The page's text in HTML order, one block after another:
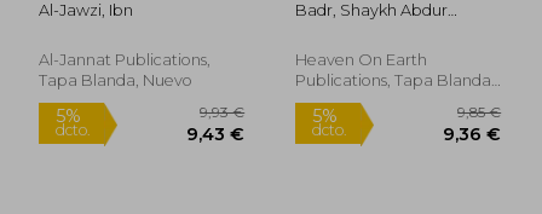
Al-Jawzi, Ibn
Al-Jannat Publications,
Tapa Blanda, Nuevo
the Muslims (en
Badr, Shaykh Abdur
Heaven On Earth
Publications, Tapa Blanda,
Nuevo